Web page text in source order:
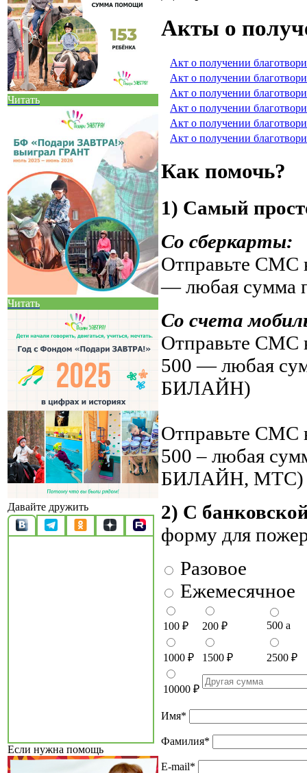
Читать
Читать
Давайте дружить
Если нужна помощь
Акты о
Акт о получении
Акт о получении
Акт о получении
Акт о получении
Акт о получении
Акт о получении
Как помочь?
1) Самый
Со сберкарты:
Отправьте СМС
— любая сумма
Со счета
Отправьте СМС
500 — любая
БИЛАЙН)
Отправьте СМС
500 – любая
БИЛАЙН, МТС)
2) С
форму для
Разовое
Ежемесячное
100 ₽ 200 ₽ 500 a
1000 ₽ 1500 ₽ 2500 ₽
10000 ₽
Имя*
Фамилия*
E-mail*